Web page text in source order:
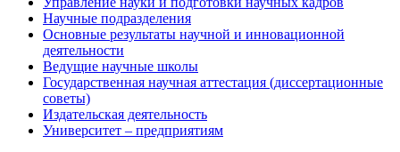
Научные подразделения
Основные результаты научной и инновационной
деятельности
Ведущие научные школы
Государственная научная аттестация (диссертационные
советы)
Издательская деятельность
Университет – предприятиям